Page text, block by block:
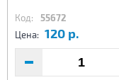
Код: 55672
Цена: 120 р.